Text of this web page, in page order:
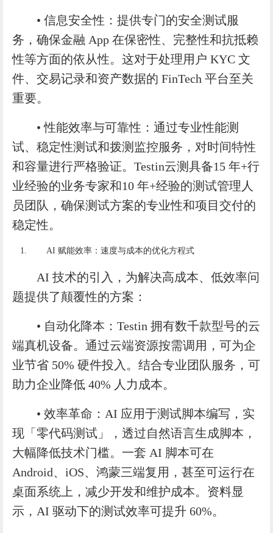
• 信息安全性：提供专门的安全测试服
务，确保金融 App 在保密性、完整性和抗抵赖
性等方面的依从性。这对于处理用户 KYC 文
件、交易记录和资产数据的 FinTech 平台至关
重要。
• 性能效率与可靠性：通过专业性能测
试、稳定性测试和拨测监控服务，对时间特性
和容量进行严格验证。Testin云测具备15 年+行
业经验的业务专家和10 年+经验的测试管理人
员团队，确保测试方案的专业性和项目交付的
稳定性。
AI 赋能效率：速度与成本的优化方程式
AI 技术的引入，为解决高成本、低效率问
题提供了颠覆性的方案：
• 自动化降本：Testin 拥有数千款型号的云
端真机设备。通过云端资源按需调用，可为企
业节省 50% 硬件投入。结合专业团队服务，可
助力企业降低 40% 人力成本。
• 效率革命：AI 应用于测试脚本编写，实
现「零代码测试」，透过自然语言生成脚本，
大幅降低技术门槛。一套 AI 脚本可在
Android、iOS、鸿蒙三端复用，甚至可运行在
桌面系统上，减少开发和维护成本。资料显
示，AI 驱动下的测试效率可提升 60%。